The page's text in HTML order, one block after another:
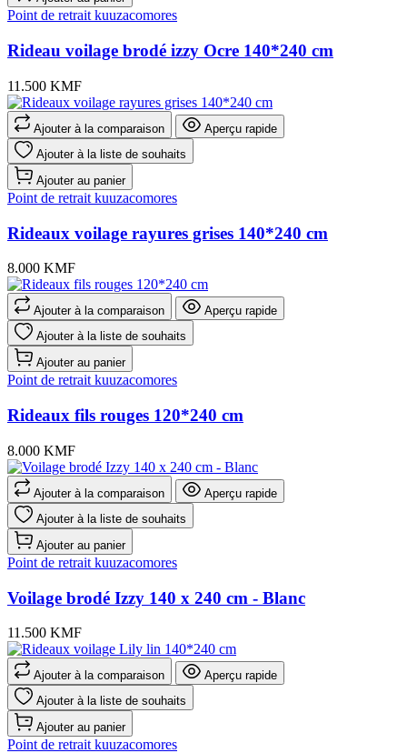
Point de retrait kuuzacomores
Rideau voilage brodé izzy Ocre 140*240 cm
11.500 KMF
Ajouter à la comparaison
Aperçu rapide
Ajouter à la liste de souhaits
Ajouter au panier
Point de retrait kuuzacomores
Rideaux voilage rayures grises 140*240 cm
8.000 KMF
Ajouter à la comparaison
Aperçu rapide
Ajouter à la liste de souhaits
Ajouter au panier
Point de retrait kuuzacomores
Rideaux fils rouges 120*240 cm
8.000 KMF
Ajouter à la comparaison
Aperçu rapide
Ajouter à la liste de souhaits
Ajouter au panier
Point de retrait kuuzacomores
Voilage brodé Izzy 140 x 240 cm - Blanc
11.500 KMF
Ajouter à la comparaison
Aperçu rapide
Ajouter à la liste de souhaits
Ajouter au panier
Point de retrait kuuzacomores